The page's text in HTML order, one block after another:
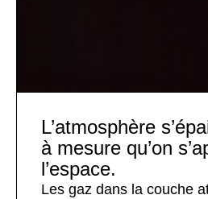
L’atmosphère
à mesure qu’on
l’espace.
Les gaz dans la couche